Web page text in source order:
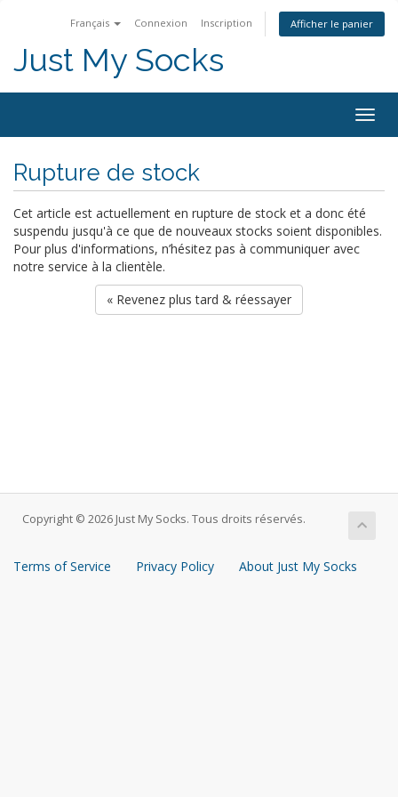
Français Connexion Inscription Afficher le panier
Just My Socks
Rupture de stock
Cet article est actuellement en rupture de stock et a donc été
suspendu jusqu'à ce que de nouveaux stocks soient disponibles.
Pour plus d'informations, n’hésitez pas à communiquer avec
notre service à la clientèle.
« Revenez plus tard & réessayer
Copyright © 2026 Just My Socks. Tous droits réservés.
Terms of Service Privacy Policy About Just My Socks